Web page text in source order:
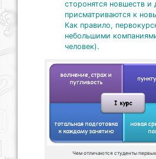
сторонятся новшеств и
присматриваются к
Как правило,
небольшими
человек).
Чем отличаются студенты первых